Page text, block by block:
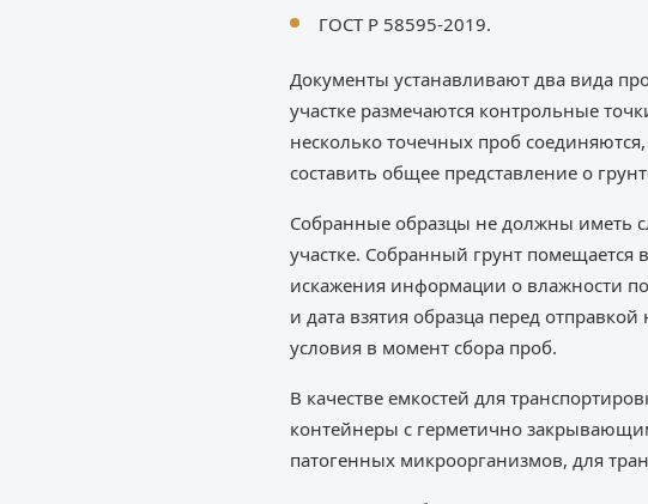
ГОСТ Р 58595-2019.
Документы устанавливают два вида
участке размечаются контрольные
несколько точечных проб
составить общее представление о
Собранные образцы не должны иметь
участке. Собранный грунт
искажения информации о влажности
и дата взятия образца перед
условия в момент сбора проб.
В качестве емкостей для
контейнеры с герметично
патогенных микроорганизмов, для